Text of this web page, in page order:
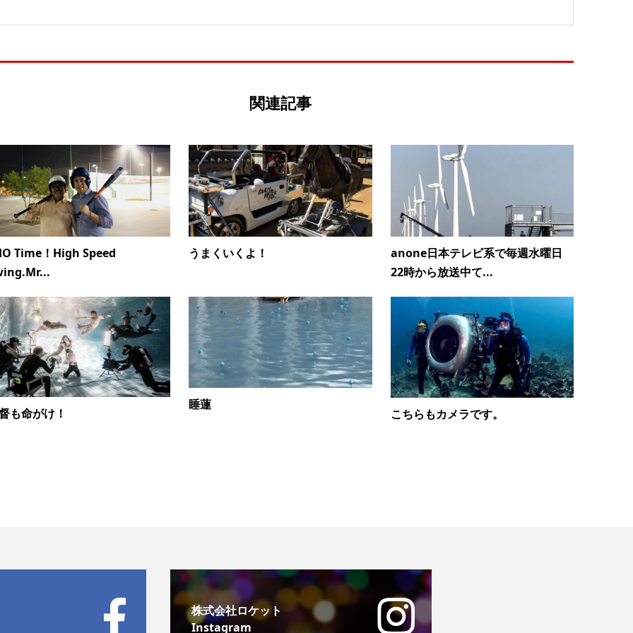
関連記事
Time！High Speed
うまくいくよ！
anone日本テレビ系で毎週水曜日
22時から放送中て...
も命がけ！
睡蓮
こちらもカメラです。
株式会社ロケット
Instagram